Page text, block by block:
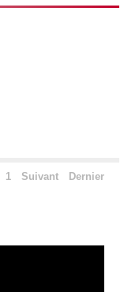
1 Suivant Dernier